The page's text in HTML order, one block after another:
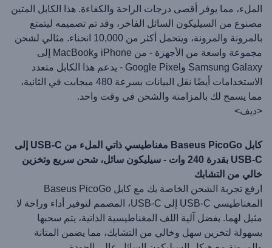
الملء، مما يوفر أقصى درجات الراحة والكفاءة. هذا الكابل المتين
مصنوع من السيليكون السائل الفاخر، وقد تم تصميمه ليتمتع
بالمرونة والمرونة، ويتحمل أكثر من 10,000 انحناء. مثالي لشحن
مجموعة واسعة من الأجهزة - من iPhone وMacBook إلى
Samsung Galaxy وGoogle Pixel - يدعم هذا الكابل متعدد
الاستخدامات أيضًا نقل البيانات بسرعة 480 ميجابت في الثانية،
مما يسمح لك بالمزامنة والشحن في وقت واحد.
<ديف>
كابل Baseus PicoGo مغناطيسي ذاتي الملء من USB-C إلى
USB-C بقدرة 240 وات - سيليكون سائل، شحن سريع وتخزين
خالي من التشابك
ارفع تجربة الشحن الخاصة بك مع كابل Baseus PicoGo
المغناطيسي USB-C إلى USB-C، المصمم لتوفير أداء وراحة لا
مثيل لهما. بفضل آلية اللف المغناطيسية الذاتية، يتم سحبها
بسهولة لتخزين سهل وخالي من التشابك، مما يضمن المتانة